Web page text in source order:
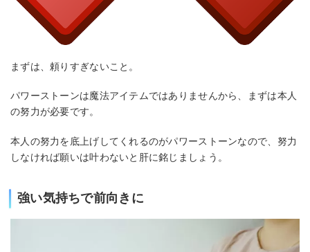
まずは、頼りすぎないこと。
パワーストーンは魔法アイテムではありませんから、まずは本人
の努力が必要です。
本人の努力を底上げしてくれるのがパワーストーンなので、努力
しなければ願いは叶わないと肝に銘じましょう。
強い気持ちで前向きに